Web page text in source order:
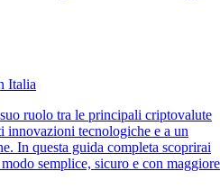
Italia
ruolo tra le principali criptovalute
innovazioni tecnologiche e a un
In questa guida completa scoprirai
semplice, sicuro e con maggiore